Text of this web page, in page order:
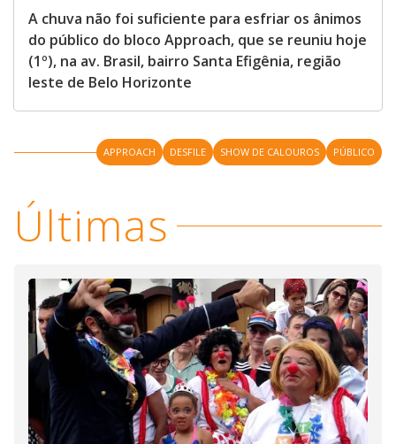
A chuva não foi suficiente para esfriar os ânimos
do público do bloco Approach, que se reuniu hoje
(1º), na av. Brasil, bairro Santa Efigênia, região
leste de Belo Horizonte
APPROACH DESFILE SHOW DE CALOUROS PÚBLICO
Últimas